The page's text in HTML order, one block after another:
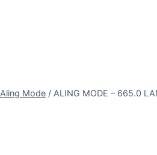
Aling Mode / ALING MODE – 665.0